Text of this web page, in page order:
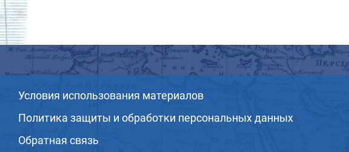
Условия использования материалов
Политика защиты и обработки персональных данных
Обратная связь